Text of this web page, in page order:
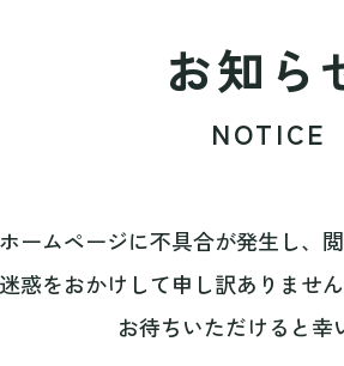
お知ら
NOTICE
ームページに不具合が発生し、
惑をおかけして申し訳ありませ
お待ちいただけると幸